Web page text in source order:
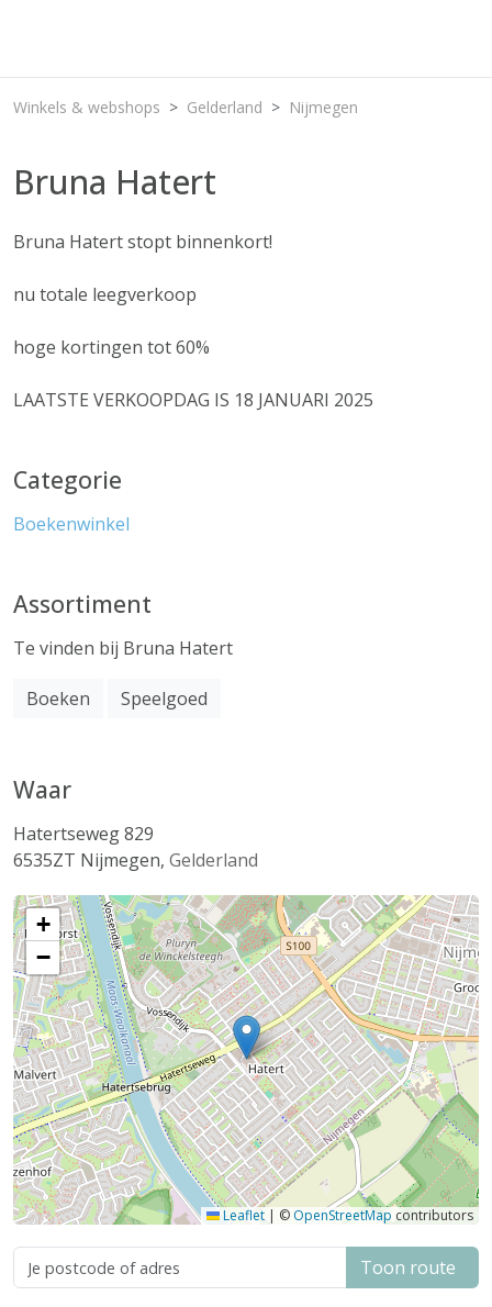
Winkels & webshops Gelderland Nijmegen
Bruna Hatert
Bruna Hatert stopt binnenkort!
nu totale leegverkoop
hoge kortingen tot 60%
LAATSTE VERKOOPDAG IS 18 JANUARI 2025
Categorie
Boekenwinkel
Assortiment
Te vinden bij Bruna Hatert
Boeken Speelgoed
Waar
Hatertseweg 829
6535ZT Nijmegen, Gelderland
+
−
Leaflet | © OpenStreetMap contributors
Toon route